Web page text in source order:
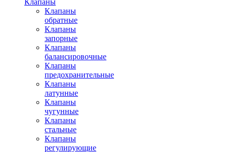
Клапаны
Клапаны
обратные
Клапаны
запорные
Клапаны
балансировочные
Клапаны
предохранительные
Клапаны
латунные
Клапаны
чугунные
Клапаны
стальные
Клапаны
регулирующие